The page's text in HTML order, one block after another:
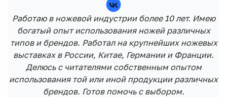
Работаю в ножевой индустрии более 10 лет. Имею
богатый опыт использования ножей различных
типов и брендов. Работал на крупнейших ножевых
выставках в России, Китае, Германии и Франции.
Делюсь с читателями собственным опытом
использования той или иной продукции различных
брендов. Готов помочь с выбором.